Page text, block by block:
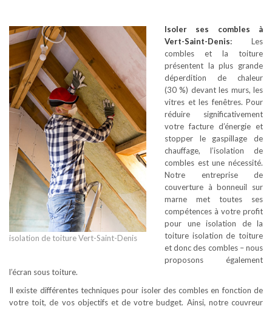
isolation de toiture Vert-Saint-Denis
Isoler ses combles à
Vert-Saint-Denis: Les
combles et la toiture
présentent la plus grande
déperdition de chaleur
(30 %) devant les murs, les
vitres et les fenêtres. Pour
réduire significativement
votre facture d’énergie et
stopper le gaspillage de
chauffage, l’isolation de
combles est une nécessité.
Notre entreprise de
couverture à bonneuil sur
marne met toutes ses
compétences à votre profit
pour une isolation de la
toiture isolation de toiture
et donc des combles – nous
proposons également
l’écran sous toiture.
Il existe différentes techniques pour isoler des combles en fonction de
votre toit, de vos objectifs et de votre budget. Ainsi, notre couvreur